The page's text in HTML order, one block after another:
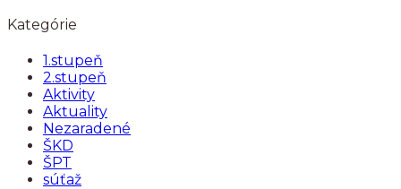
Kategórie
1.stupeň
2.stupeň
Aktivity
Aktuality
Nezaradené
ŠKD
ŠPT
súťaž